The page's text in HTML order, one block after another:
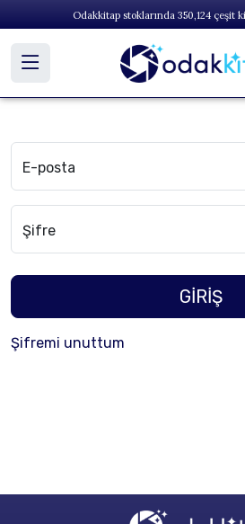
Odakkitap stoklarında 350,124 çeşit
E-posta
Şifre
GİRİŞ
Şifremi unuttum